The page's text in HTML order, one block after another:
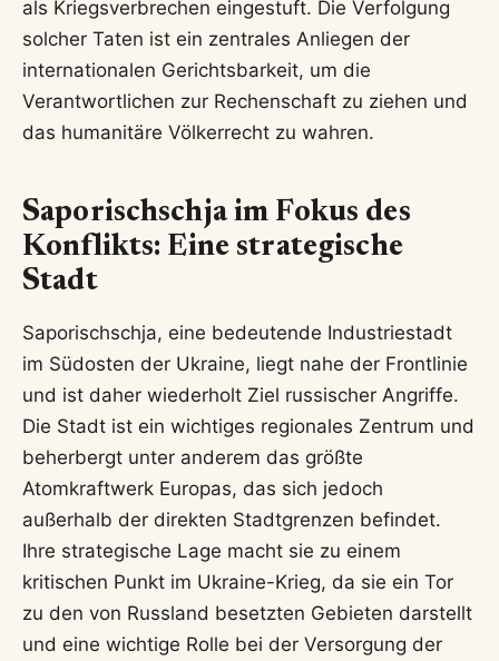
als Kriegsverbrechen eingestuft. Die Verfolgung
solcher Taten ist ein zentrales Anliegen der
internationalen Gerichtsbarkeit, um die
Verantwortlichen zur Rechenschaft zu ziehen und
das humanitäre Völkerrecht zu wahren.
Saporischschja im Fokus des
Konflikts: Eine strategische
Stadt
Saporischschja, eine bedeutende Industriestadt
im Südosten der Ukraine, liegt nahe der Frontlinie
und ist daher wiederholt Ziel russischer Angriffe.
Die Stadt ist ein wichtiges regionales Zentrum und
beherbergt unter anderem das größte
Atomkraftwerk Europas, das sich jedoch
außerhalb der direkten Stadtgrenzen befindet.
Ihre strategische Lage macht sie zu einem
kritischen Punkt im Ukraine-Krieg, da sie ein Tor
zu den von Russland besetzten Gebieten darstellt
und eine wichtige Rolle bei der Versorgung der